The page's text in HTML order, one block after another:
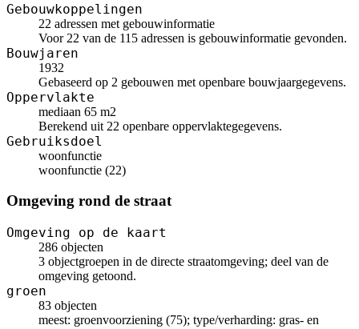
Gebouwkoppelingen
22 adressen met gebouwinformatie
Voor 22 van de 115 adressen is gebouwinformatie gevonden.
Bouwjaren
1932
Gebaseerd op 2 gebouwen met openbare bouwjaargegevens.
Oppervlakte
mediaan 65 m2
Berekend uit 22 openbare oppervlaktegegevens.
Gebruiksdoel
woonfunctie
woonfunctie (22)
Omgeving rond de straat
Omgeving op de kaart
286 objecten
3 objectgroepen in de directe straatomgeving; deel van de
omgeving getoond.
groen
83 objecten
meest: groenvoorziening (75); type/verharding: gras- en